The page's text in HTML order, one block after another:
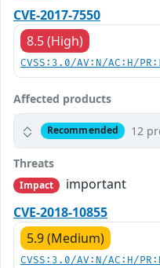
CVE-2017-7550
8.5 (High)
CVSS:3.0/AV:N/AC:H/
Affected products
Recommended 12
Threats
Impact
important
CVE-2018-10855
5.9 (Medium)
CVSS:3.0/AV:N/AC:H/